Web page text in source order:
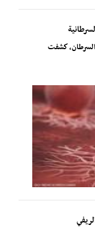
السرطان، كشفت